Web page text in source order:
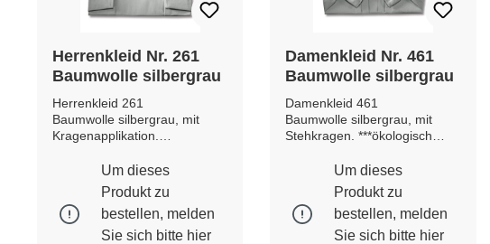
Herrenkleid Nr. 261
Baumwolle silbergrau
Herrenkleid 261
Baumwolle silbergrau, mit
Kragenapplikation.
***MADE IN GERMANY***
Etwaige Farb- und
Musterabweichungen möglich.
Um dieses
Produkt zu
bestellen, melden
Sie sich bitte hier
Damenkleid Nr. 461
Baumwolle silbergrau
Damenkleid 461
Baumwolle silbergrau, mit
Stehkragen. ***ökologisch
GERMANY*** Etwaige Farb-
und Musterabweichungen
Um dieses
Produkt zu
bestellen, melden
Sie sich bitte hier